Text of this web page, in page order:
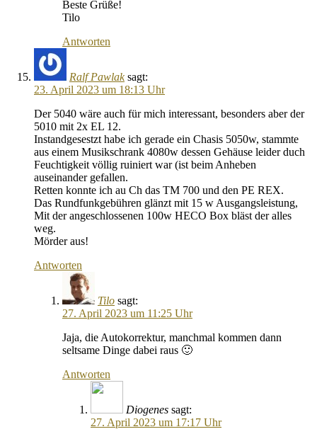
Beste Grüße!
Tilo
Antworten
Ralf Pawlak sagt:
23. April 2023 um 18:13 Uhr
Der 5040 wäre auch für mich interessant, besonders aber der
5010 mit 2x EL 12.
Instandgesestzt habe ich gerade ein Chasis 5050w, stammte
aus einem Musikschrank 4080w dessen Gehäuse leider duch
Feuchtigkeit völlig ruiniert war (ist beim Anheben
auseinander gefallen.
Retten konnte ich au Ch das TM 700 und den PE REX.
Das Rundfunkgebühren glänzt mit 15 w Ausgangsleistung,
Mit der angeschlossenen 100w HECO Box bläst der alles
weg.
Mörder aus!
Antworten
Tilo sagt:
27. April 2023 um 11:25 Uhr
Jaja, die Autokorrektur, manchmal kommen dann
seltsame Dinge dabei raus 🙂
Antworten
Diogenes sagt:
27. April 2023 um 17:17 Uhr